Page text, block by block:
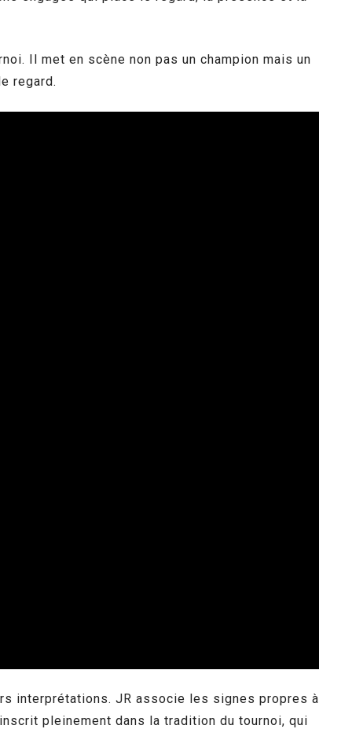
Il met en scène non pas un champion mais un
regard.
interprétations. JR associe les signes propres à
pleinement dans la tradition du tournoi, qui